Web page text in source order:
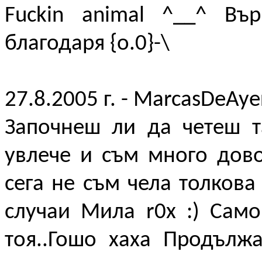
Fuckin animal ^__^
благодаря {o.0}-\
27.8.2005 г. -
Започнеш ли да четеш
увлече и съм много
сега не съм чела
случаи Мила r0x :)
тоя..Гошо хаха